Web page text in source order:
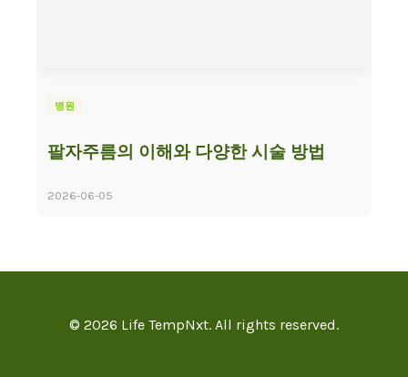
병원
팔자주름의 이해와 다양한 시술 방법
2026-06-05
© 2026 Life TempNxt. All rights reserved.